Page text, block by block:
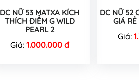
DC NỮ 53 MATXA KÍCH
THÍCH ĐIỂM G WILD
PEARL 2
Giá: 1.000.000 đ
DC NỮ 52
GIÁ
Giá: